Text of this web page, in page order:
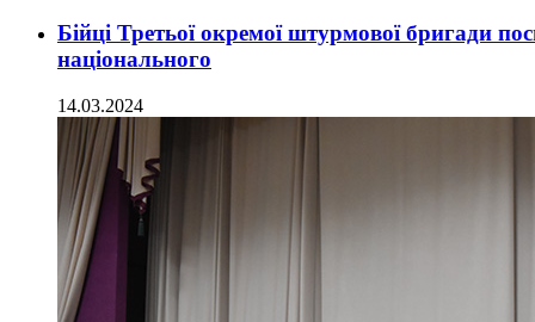
Бійці Третьої окремої штурмової бригади
національного
14.03.2024